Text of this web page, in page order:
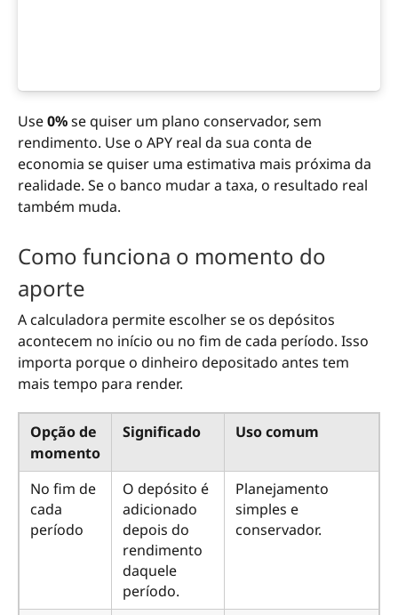
Use0%se quiser um plano conservador, sem
rendimento. Use o APY real da sua conta de
economia se quiser uma estimativa mais próxima da
realidade. Se o banco mudar a taxa, o resultado real
também muda.
Como funciona o momento do
aporte
A calculadora permite escolher se os depósitos
acontecem no início ou no fim de cada período. Isso
importa porque o dinheiro depositado antes tem
mais tempo para render.
Opção de
momento
Significado Uso comum
No fim de
cada
período
O depósito é
adicionado
depois do
rendimento
daquele
período.
Planejamento
simples e
conservador.